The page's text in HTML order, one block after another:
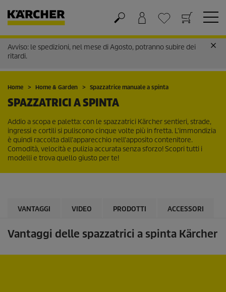
Carrello
Lista dei desideri
Avviso: le spedizioni, nel mese di Agosto, potranno subire dei
ritardi.
Home Home & Garden Spazzatrice manuale a spinta
SPAZZATRICI A SPINTA
Addio a scopa e paletta: con le spazzatrici Kärcher sentieri, strade,
ingressi e cortili si puliscono cinque volte più in fretta. L'immondizia
è quindi raccolta dall'apparecchio nell'apposito contenitore.
Comodità, velocità e pulizia accurata senza sforzo! Scopri tutti i
modelli e trova quello giusto per te!
VANTAGGI VIDEO PRODOTTI ACCESSORI
Vantaggi delle spazzatrici a spinta Kärcher